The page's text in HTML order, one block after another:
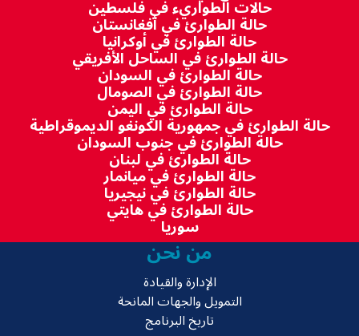
حالات الطواريء في فلسطين
حالة الطوارئ في أفغانستان
حالة الطوارئ في أوكرانيا
حالة الطوارئ في الساحل الأفريقي
حالة الطوارئ في السودان
حالة الطوارئ في الصومال
حالة الطوارئ في اليمن
حالة الطوارئ في جمهورية الكونغو الديموقراطية
حالة الطوارئ في جنوب السودان
حالة الطوارئ في لبنان
حالة الطوارئ في ميانمار
حالة الطوارئ في نيجيريا
حالة الطوارئ في هايتي
سوريا
من نحن
الإدارة والقيادة
التمويل والجهات المانحة
تاريخ البرنامج